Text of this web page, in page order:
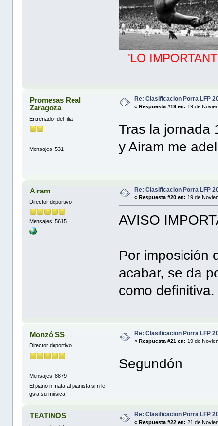
"LO
Promesas Real
Zaragoza
Entrenador del filial
Mensajes: 531
Re: Clasificacion Porra LFP
«Respuesta #19 en: 19 de
Tras la jornada
y Airam me
Airam
Director deportivo
Mensajes: 5615
Re: Clasificacion Porra LFP
«Respuesta #20 en: 19 de
AVISO
Por imposición
acabar, se da
como definitiva.
Monzó SS
Director deportivo
Mensajes: 8879
El piano n mata al pianista si n le
gsta su música
Re: Clasificacion Porra LFP
« Respuesta #21 en: 19 de
Segundón
TEATINOS Re: Clasificacion Porra LFP
« Respuesta #22 en: 21 de